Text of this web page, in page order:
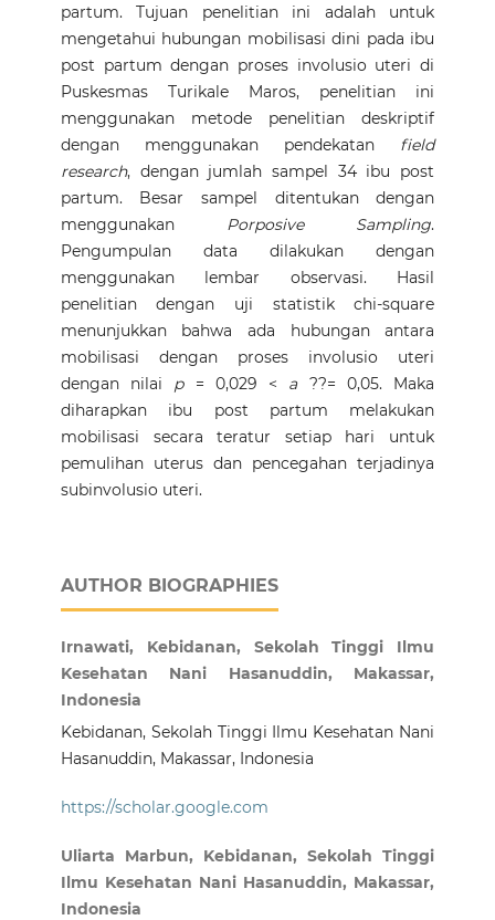
partum. Tujuan penelitian ini adalah untuk
mengetahui hubungan mobilisasi dini pada ibu
post partum dengan proses involusio uteri di
Puskesmas Turikale Maros, penelitian ini
menggunakan metode penelitian deskriptif
dengan menggunakan pendekatan
field
research, dengan jumlah sampel 34 ibu post
partum. Besar sampel ditentukan dengan
menggunakan
Porposive Sampling.
Pengumpulan data dilakukan dengan
menggunakan lembar observasi. Hasil
penelitian dengan uji statistik chi-square
menunjukkan bahwa ada hubungan antara
mobilisasi dengan proses involusio uteri
dengan nilai p= 0,029 < a??= 0,05. Maka
diharapkan ibu post partum melakukan
mobilisasi secara teratur setiap hari untuk
pemulihan uterus dan pencegahan terjadinya
subinvolusio uteri.
AUTHOR BIOGRAPHIES
Irnawati, Kebidanan, Sekolah Tinggi Ilmu
Kesehatan Nani Hasanuddin, Makassar,
Indonesia
Kebidanan, Sekolah Tinggi Ilmu Kesehatan Nani
Hasanuddin, Makassar, Indonesia
https://scholar.google.com
Uliarta Marbun, Kebidanan, Sekolah Tinggi
Ilmu Kesehatan Nani Hasanuddin, Makassar,
Indonesia